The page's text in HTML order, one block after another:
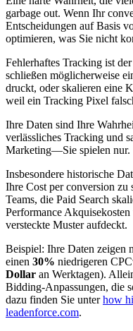
garbage out. Wenn Ihr
Entscheidungen auf Basis
optimieren, was Sie nicht
Fehlerhaftes Tracking ist
schließen möglicherweise
druckt, oder skalieren eine
weil ein Tracking Pixel
Ihre Daten sind Ihre
verlässliches Tracking und
Marketing—Sie spielen nur.
Insbesondere historische
Ihre Cost per conversion zu
Teams, die Paid Search
Performance Akquisekosten
versteckte Muster aufdeckt.
Beispiel: Ihre Daten zeigen
einen 30% niedrigeren
Dollar an Werktagen).
Bidding-Anpassungen, die
dazu finden Sie unterhow
leadenforce.com.